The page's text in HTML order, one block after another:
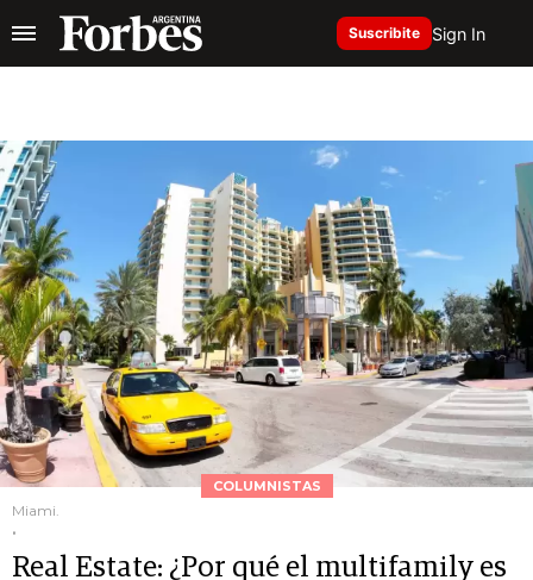
Suscribite Sign In
COLUMNISTAS
Miami.
.
Real Estate: ¿Por qué el multifamily es